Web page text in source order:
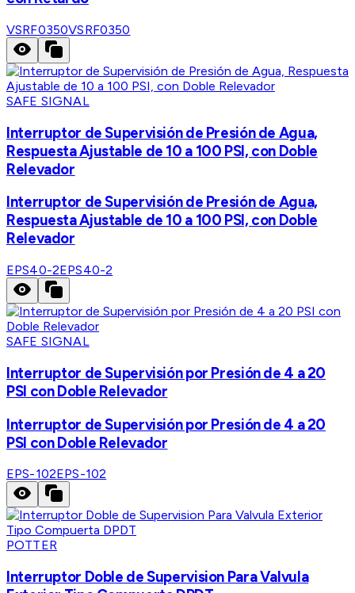
VSRF0350VSRF0350
SAFE SIGNAL
Interruptor de Supervisión de Presión de Agua,
Respuesta Ajustable de 10 a 100 PSI, con Doble
Relevador
Interruptor de Supervisión de Presión de Agua,
Respuesta Ajustable de 10 a 100 PSI, con Doble
Relevador
EPS40-2EPS40-2
SAFE SIGNAL
Interruptor de Supervisión por Presión de 4 a 20
PSI con Doble Relevador
Interruptor de Supervisión por Presión de 4 a 20
PSI con Doble Relevador
EPS-102EPS-102
POTTER
Interruptor Doble de Supervision Para Valvula